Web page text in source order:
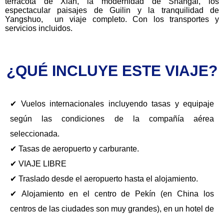
espectacular paisajes de Guilin y la tranquilidad de
Yangshuo, un viaje completo. Con los transportes y
servicios incluidos.
¿QUÉ INCLUYE ESTE VIAJE?
✔ Vuelos internacionales incluyendo tasas y equipaje
según las condiciones de la compañía aérea
seleccionada.
✔ Tasas de aeropuerto y carburante.
✔ VIAJE LIBRE
✔ Traslado desde el aeropuerto hasta el alojamiento.
✔ Alojamiento en el centro de Pekín (en China los
centros de las ciudades son muy grandes), en un hotel de